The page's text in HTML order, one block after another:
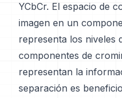
YCbCr. El espacio de
imagen en un
representa los niveles
componentes de
representan la
separación es